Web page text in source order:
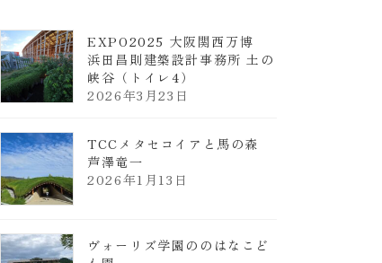
EXPO2025 大阪関西万博
浜田昌則建築設計事務所 土の
峡谷（トイレ4）
2026年3月23日
TCCメタセコイアと馬の森
芦澤竜一
2026年1月13日
ヴォーリズ学園ののはなこど